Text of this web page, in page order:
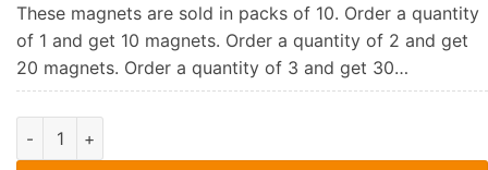
These magnets are sold in packs of 10. Order a quantity
of 1 and get 10 magnets. Order a quantity of 2 and get
20 magnets. Order a quantity of 3 and get 30…
20MM OD x 10 mm ID x aimants d'anneaux de néodyme de 3